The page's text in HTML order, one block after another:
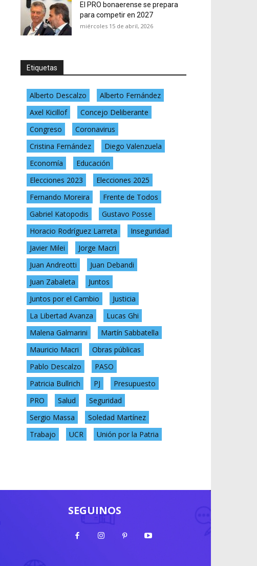
El PRO bonaerense se prepara
para competir en 2027
miércoles 15 de abril, 2026
Etiquetas
Alberto Descalzo
Alberto Fernández
Axel Kicillof
Concejo Deliberante
Congreso
Coronavirus
Cristina Fernández
Diego Valenzuela
Economía
Educación
Elecciones 2023
Elecciones 2025
Fernando Moreira
Frente de Todos
Gabriel Katopodis
Gustavo Posse
Horacio Rodríguez Larreta
Inseguridad
Javier Milei
Jorge Macri
Juan Andreotti
Juan Debandi
Juan Zabaleta
Juntos
Juntos por el Cambio
Justicia
La Libertad Avanza
Lucas Ghi
Malena Galmarini
Martín Sabbatella
Mauricio Macri
Obras públicas
Pablo Descalzo
PASO
Patricia Bullrich
PJ
Presupuesto
PRO
Salud
Seguridad
Sergio Massa
Soledad Martínez
Trabajo
UCR Unión por la Patria
SEGUINOS